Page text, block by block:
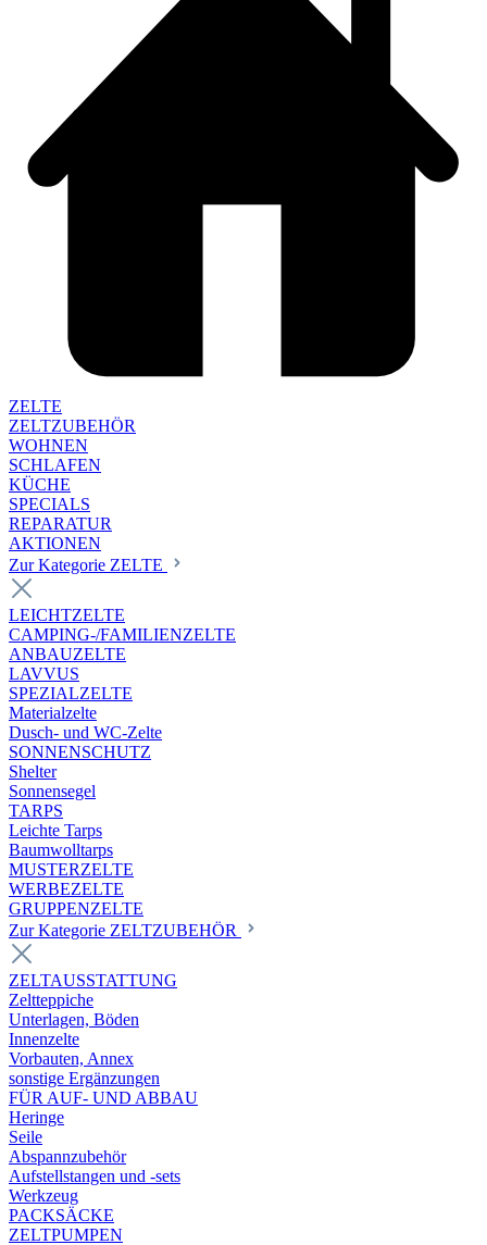
ZELTE
ZELTZUBEHÖR
WOHNEN
SCHLAFEN
KÜCHE
SPECIALS
REPARATUR
AKTIONEN
Zur Kategorie ZELTE
LEICHTZELTE
CAMPING-/FAMILIENZELTE
ANBAUZELTE
LAVVUS
SPEZIALZELTE
Materialzelte
Dusch- und WC-Zelte
SONNENSCHUTZ
Shelter
Sonnensegel
TARPS
Leichte Tarps
Baumwolltarps
MUSTERZELTE
WERBEZELTE
GRUPPENZELTE
Zur Kategorie ZELTZUBEHÖR
ZELTAUSSTATTUNG
Zeltteppiche
Unterlagen, Böden
Innenzelte
Vorbauten, Annex
sonstige Ergänzungen
FÜR AUF- UND ABBAU
Heringe
Seile
Abspannzubehör
Aufstellstangen und -sets
Werkzeug
PACKSÄCKE
ZELTPUMPEN